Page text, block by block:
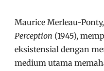
Maurice Merleau-
Perception (1945),
eksistensial dengan
medium utama